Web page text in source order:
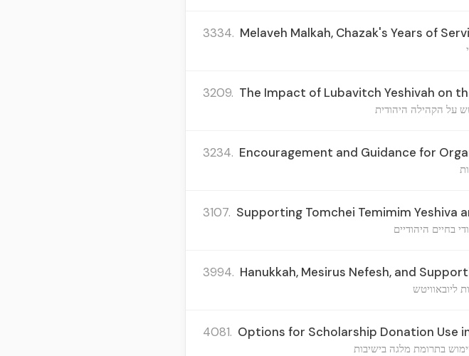
3334. Melaveh Malkah, Chazak's Years of
3209. The Impact of Lubavitch Yeshivah on
על הקהילה היהודית
3234. Encouragement and Guidance for
3107. Supporting Tomchei Temimim Yeshiva
בחיים היהודיים
3994. Hanukkah, Mesirus Nefesh, and
ליובאוויטש
4081. Options for Scholarship Donation Use
בתרומת מלגה בישיבות